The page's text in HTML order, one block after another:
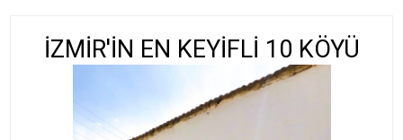
İZMİR'İN EN KEYİFLİ 10 KÖYÜ